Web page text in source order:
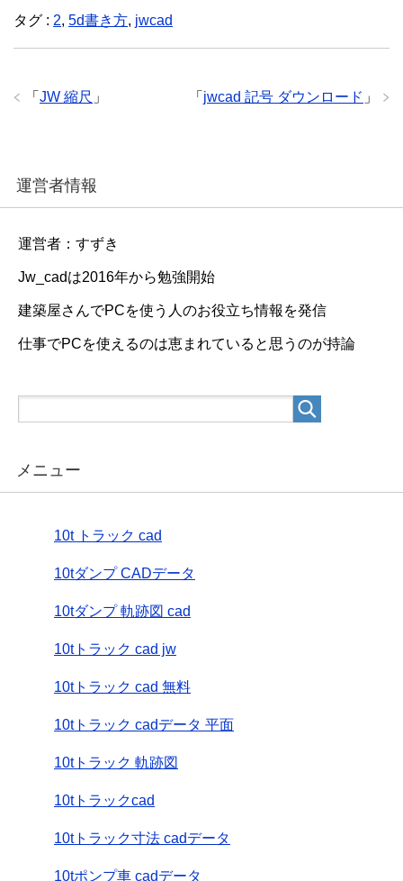
タグ : 2, 5d書き方, jwcad
「 jwcad 記号 ダウンロード 」
「 JW 縮尺 」
運営者情報
運営者：すずき
Jw_cadは2016年から勉強開始
建築屋さんでPCを使う人のお役立ち情報を発信
仕事でPCを使えるのは恵まれていると思うのが持論
メニュー
10t トラック cad
10tダンプ CADデータ
10tダンプ 軌跡図 cad
10tトラック cad jw
10tトラック cad 無料
10tトラック cadデータ 平面
10tトラック 軌跡図
10tトラックcad
10tトラック寸法 cadデータ
10tポンプ車 cadデータ